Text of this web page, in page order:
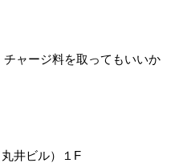
ャージ料を取ってもいいか
井ビル）１F